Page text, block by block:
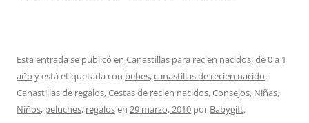
Esta entrada se publicó en Canastillas para recien nacidos,de 0 a 1
año y está etiquetada con bebes,canastillas de recien nacido,
Canastillas de regalos,Cestas de recien nacidos,Consejos, Niñas,
Niños, peluches, regalosen 29 marzo, 2010 por Babygift.